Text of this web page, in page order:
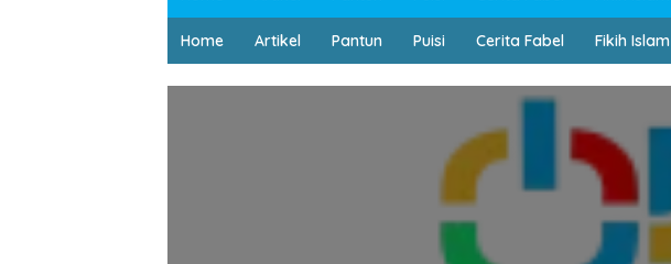
Home Artikel Pantun Puisi Cerita Fabel Fikih Islam